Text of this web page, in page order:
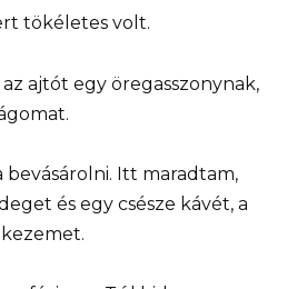
tökéletes volt.
ajtót egy öregasszonynak,
bevásárolni. Itt maradtam,
és egy csésze kávét, a